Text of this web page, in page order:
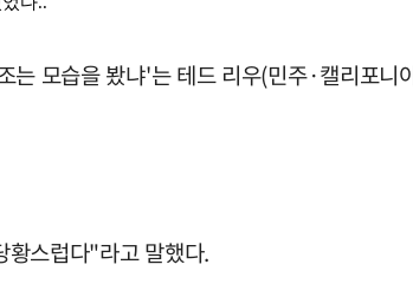
모습을 봤냐'는 테드 리우(민주·캘리포니
황스럽다"라고 말했다.